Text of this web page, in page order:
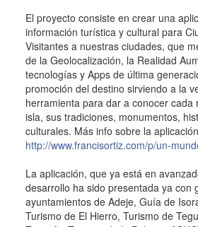
El proyecto consiste en crear una
información turística y cultural para
Visitantes a nuestras ciudades, que
de la Geolocalización, la Realidad
tecnologías y Apps de última
promoción del destino sirviendo a la
herramienta para dar a conocer cada
isla, sus tradiciones, monumentos,
culturales. Más info sobre la
http://www.francisortiz.com/p/un-
La aplicación, que ya está en
desarrollo ha sido presentada ya con
ayuntamientos de Adeje, Guía de
Turismo de El Hierro, Turismo de